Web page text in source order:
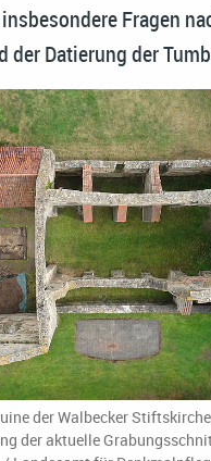
Fragen
der Datierung der
der Walbecker
der aktuelle